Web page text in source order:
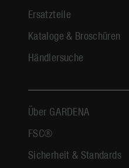
Ersatzteile
Kataloge & Broschüren
Händlersuche
Über GARDENA
FSC®
Sicherheit & Standards